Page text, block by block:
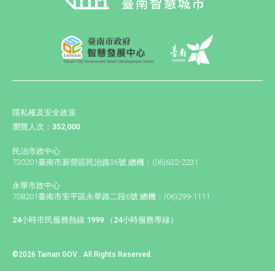
隱私權及安全政策
瀏覽人次：352,000
民治市政中心
730201臺南市新營區民治路36號 總機：(06)632-2231
永華市政中心
708201臺南市安平區永華路二段6號 總機：(06)299-1111
24小時市民服務熱線 1999 （24小時服務專線）
©2026 Tainan GOV . All Rights Reserved.